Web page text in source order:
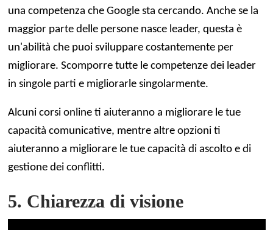
una competenza che Google sta cercando. Anche se la
maggior parte delle persone nasce leader, questa è
un'abilità che puoi sviluppare costantemente per
migliorare. Scomporre tutte le competenze dei leader
in singole parti e migliorarle singolarmente.
Alcuni corsi online ti aiuteranno a migliorare le tue
capacità comunicative, mentre altre opzioni ti
aiuteranno a migliorare le tue capacità di ascolto e di
gestione dei conflitti.
5. Chiarezza di visione